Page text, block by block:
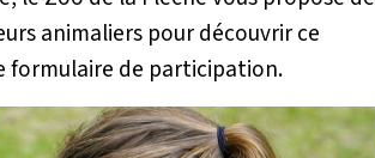
animaliers pour découvrir ce
formulaire de participation.